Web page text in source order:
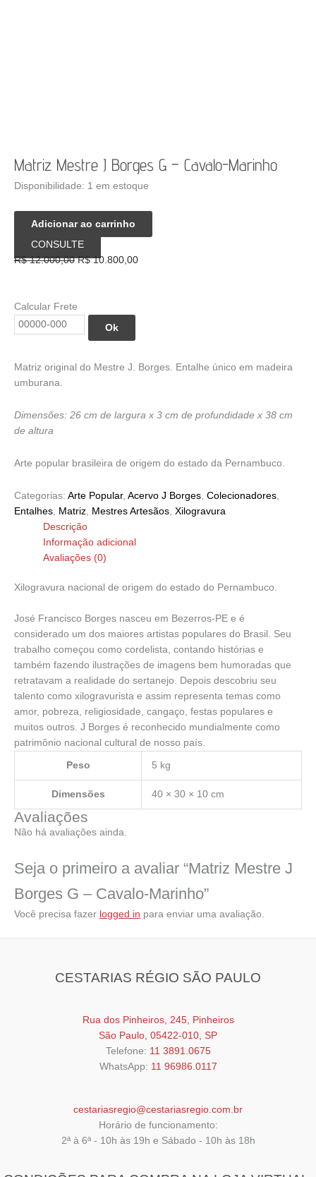
Matriz Mestre J Borges G – Cavalo-Marinho
R$12.000,00 O
R$ 12.000,00.
R$10.800,00O
Matriz original do Mestre J. Borges. Entalhe único em madeira
umburana.
Dimensões: 26 cm de largura x 3 cm de profundidade x 38 cm
de altura
Arte popular brasileira de origem do estado da Pernambuco.
Disponibilidade: 1 em estoque
Matriz
Borges
Cavalo-
Marinho
Adicionar ao carrinho
Categorias: Arte Popular, Acervo J Borges Colecionadores
Entalhes
Matriz Mestres Artesãos Xilogravura
CONSULTE
Calcular Frete
Ok
Descrição
Informação adicional
Avaliações (0)
Xilogravura nacional de origem do estado do Pernambuco.
José Francisco Borges nasceu em Bezerros-PE e é
considerado um dos maiores artistas populares do Brasil. Seu
trabalho começou como cordelista, contando histórias e
também fazendo ilustrações de imagens bem humoradas que
retratavam a realidade do sertanejo. Depois descobriu seu
talento como xilogravurista e assim representa temas como
amor, pobreza, religiosidade, cangaço, festas populares e
muitos outros. J Borges é reconhecido mundialmente como
patrimônio nacional cultural de nosso país.
Peso 5 kg
Dimensões 40 × 30 × 10 cm
Avaliações
Não há avaliações ainda.
Seja o primeiro a avaliar “Matriz Mestre J
Borges G – Cavalo-Marinho”
Você precisa fazer logged in para enviar uma avaliação.
CESTARIAS RÉGIO SÃO PAULO
Rua dos Pinheiros, 245, Pinheiros
São Paulo, 05422-010, SP
Telefone: 11 3891.0675
WhatsApp: 11 96986.0117
cestariasregio@cestariasregio.com.br
Horário de funcionamento:
2ª à 6ª - 10h às 19h e Sábado - 10h às 18h